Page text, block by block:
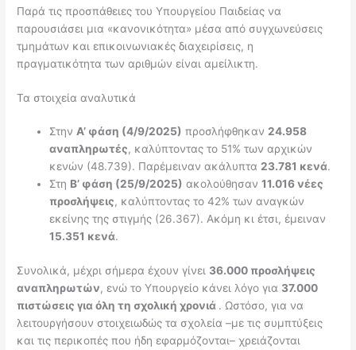
Παρά τις προσπάθειες του Υπουργείου Παιδείας να
παρουσιάσει μια «κανονικότητα» μέσα από συγχωνεύσεις
τμημάτων και επικοινωνιακές διαχειρίσεις, η
πραγματικότητα των αριθμών είναι αμείλικτη.
Τα στοιχεία αναλυτικά
ΣτηνΑ’ φάση (4/9/2025) προσλήφθηκαν24.958
αναπληρωτές, καλύπτοντας το 51% των αρχικών
κενών (48.739). Παρέμειναν ακάλυπτα23.781 κενά.
Στη Β’ φάση (25/9/2025) ακολούθησαν11.016 νέες
προσλήψεις, καλύπτοντας το 42% των αναγκών
εκείνης της στιγμής (26.367). Ακόμη κι έτσι, έμειναν
15.351 κενά.
Συνολικά, μέχρι σήμερα έχουν γίνει 36.000 προσλήψεις
αναπληρωτών, ενώ το Υπουργείο κάνει λόγο για 37.000
πιστώσεις για όλη τη σχολική χρονιά . Ωστόσο, για να
λειτουργήσουν στοιχειωδώς τα σχολεία –με τις συμπτύξεις
και τις περικοπές που ήδη εφαρμόζονται– χρειάζονται